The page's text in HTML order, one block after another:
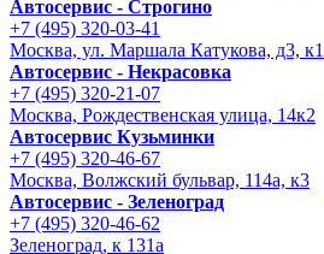
Автосервис - Строгино
+7 (495) 320-03-41
Москва, ул. Маршала Катукова, д3, к1
Автосервис - Некрасовка
+7 (495) 320-21-07
Москва, Рождественская улица, 14к2
Автосервис Кузьминки
+7 (495) 320-46-67
Москва, Волжский бульвар, 114а, к3
Автосервис - Зеленоград
+7 (495) 320-46-62
Зеленоград, к 131а